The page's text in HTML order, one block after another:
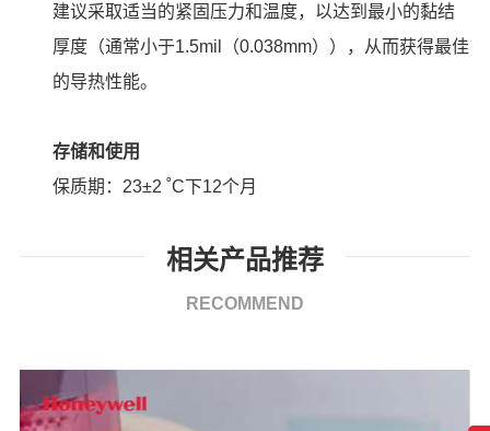
建议采取适当的紧固压力和温度，以达到最小的黏结
厚度（通常小于1.5mil（0.038mm）），从而获得最佳
的导热性能。
存储和使用
保质期：23±2 ˚C下12个月
相关产品推荐
RECOMMEND